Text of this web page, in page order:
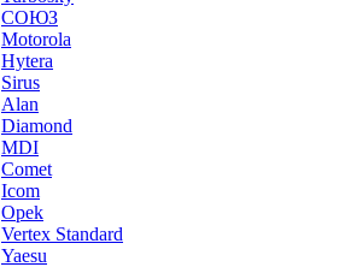
СОЮЗ
Motorola
Hytera
Sirus
Alan
Diamond
MDI
Comet
Icom
Opek
Vertex Standard
Yaesu